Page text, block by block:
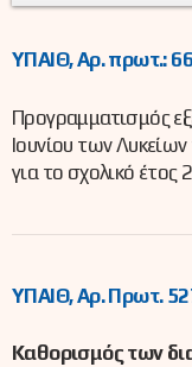
ΥΠΑΙΘ, Αρ. πρωτ.:
Προγραμματισμός
Ιουνίου των
για το σχολικό
ΥΠΑΙΘ, Αρ. Πρωτ.
Καθορισμός των